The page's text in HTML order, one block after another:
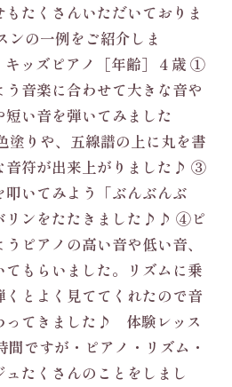
たくさんいただいておりま
ンの一例をご紹介しま
ッズピアノ［年齢］４歳 ①
音楽に合わせて大きな音や
い音を弾いてみました
りや、五線譜の上に丸を書
音符が出来上がりました♪ ③
いてみよう「ぶんぶんぶ
リンをたたきました♪♪ ④ピ
ピアノの高い音や低い音、
てもらいました。リズムに乗
くとよく見ててくれたので音
ってきました♪ 体験レッス
間ですが・ピアノ・リズム・
たくさんのことをしまし